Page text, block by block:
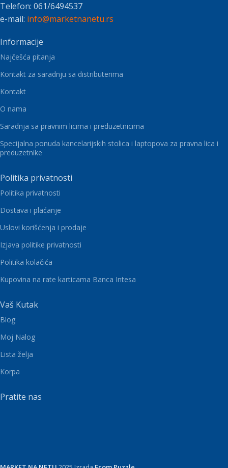
Telefon: 061/6494537
e-mail: info@marketnanetu.rs
Informacije
Najčešća pitanja
Kontakt za saradnju sa distributerima
Kontakt
O nama
Saradnja sa pravnim licima i preduzetnicima
Specijalna ponuda kancelarijskih stolica i laptopova za pravna lica i
preduzetnike
Politika privatnosti
Politika privatnosti
Dostava i plaćanje
Uslovi korišćenja i prodaje
Izjava politike privatnosti
Politika kolačića
Kupovina na rate karticama Banca Intesa
Vaš Kutak
Blog
Moj Nalog
Lista želja
Korpa
Pratite nas